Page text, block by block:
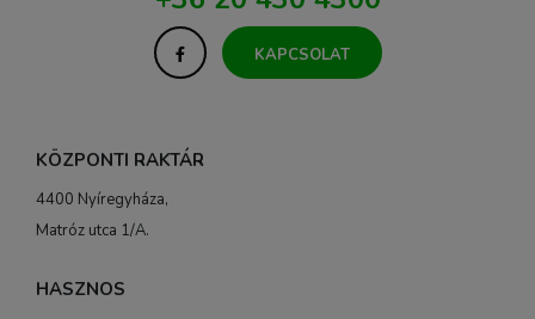
KAPCSOLAT
KÖZPONTI RAKTÁR
4400 Nyíregyháza,
Matróz utca 1/A.
HASZNOS